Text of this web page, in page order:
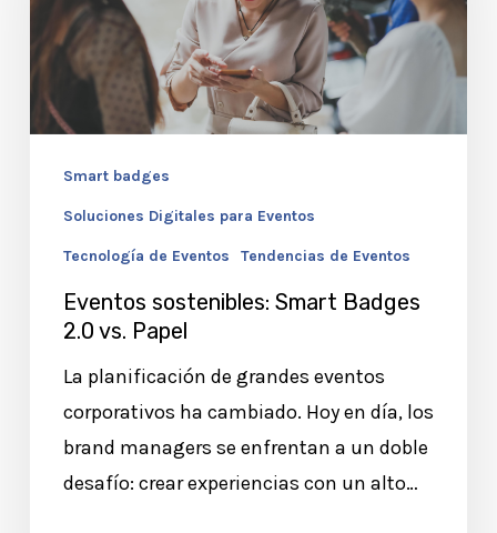
Badges
2.0
vs.
Papel
Smart badges
Soluciones Digitales para Eventos
Tecnología de Eventos Tendencias de Eventos
Eventos sostenibles: Smart Badges
2.0 vs. Papel
La planificación de grandes eventos
corporativos ha cambiado. Hoy en día, los
brand managers se enfrentan a un doble
desafío: crear experiencias con un alto…